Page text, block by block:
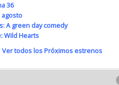
36
agosto
A green day comedy
Wild Hearts
Ver todos los Próximos estrenos